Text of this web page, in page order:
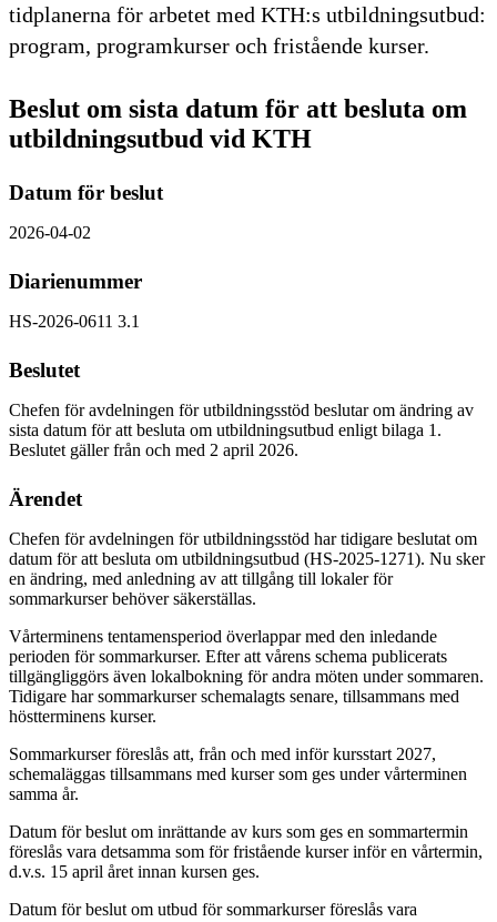
tidplanerna för arbetet med KTH:s utbildningsutbud:
program, programkurser och fristående kurser.
Beslut om sista datum för att besluta om
utbildningsutbud vid KTH
Datum för beslut
2026-04-02
Diarienummer
HS-2026-0611 3.1
Beslutet
Chefen för avdelningen för utbildningsstöd beslutar om ändring av
sista datum för att besluta om utbildningsutbud enligt bilaga 1.
Beslutet gäller från och med 2 april 2026.
Ärendet
Chefen för avdelningen för utbildningsstöd har tidigare beslutat om
datum för att besluta om utbildningsutbud (HS-2025-1271). Nu sker
en ändring, med anledning av att tillgång till lokaler för
sommarkurser behöver säkerställas.
Vårterminens tentamensperiod överlappar med den inledande
perioden för sommarkurser. Efter att vårens schema publicerats
tillgängliggörs även lokalbokning för andra möten under sommaren.
Tidigare har sommarkurser schemalagts senare, tillsammans med
höstterminens kurser.
Sommarkurser föreslås att, från och med inför kursstart 2027,
schemaläggas tillsammans med kurser som ges under vårterminen
samma år.
Datum för beslut om inrättande av kurs som ges en sommartermin
föreslås vara detsamma som för fristående kurser inför en vårtermin,
d.v.s. 15 april året innan kursen ges.
Datum för beslut om utbud för sommarkurser föreslås vara